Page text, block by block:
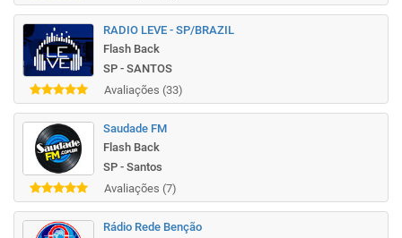
RADIO LEVE - SP/BRAZIL
Flash Back
SP - SANTOS
Avaliações (33)
Saudade FM
Flash Back
SP - Santos
Avaliações (7)
Rádio Rede Benção